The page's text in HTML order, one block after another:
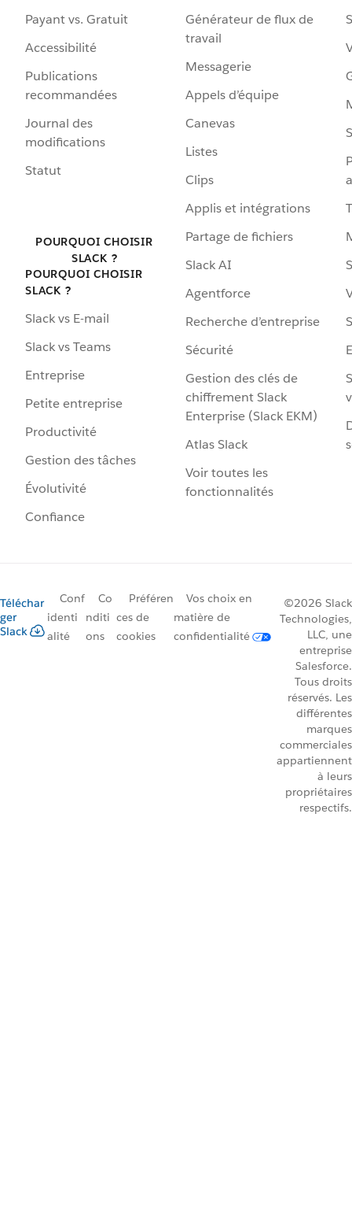
Payant vs. Gratuit
Accessibilité
Publications
recommandées
Journal des
modifications
Statut
POURQUOI CHOISIR
SLACK ?
POURQUOI CHOISIR
SLACK ?
Slack vs E-mail
Slack vs Teams
Entreprise
Petite entreprise
Productivité
Gestion des tâches
Évolutivité
Confiance
Générateur de flux de
travail
Messagerie
Appels d’équipe
Canevas
Listes
Clips
Applis et intégrations
Partage de fichiers
Slack AI
Agentforce
Recherche d’entreprise
Sécurité
Gestion des clés de
chiffrement Slack
Enterprise (Slack EKM)
Atlas Slack
Voir toutes les
fonctionnalités
Téléchar
ger
Slack
Conf
identi
alité
Co
nditi
ons
Préféren
ces de
cookies
Vos choix en
matière de
confidentialité
©2026 Slack
Technologies,
LLC, une
entreprise
Salesforce.
Tous droits
réservés. Les
différentes
marques
commerciales
appartiennent
à leurs
propriétaires
respectifs.